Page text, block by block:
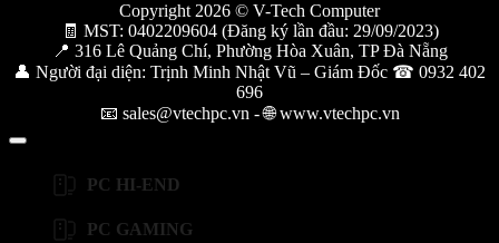
Copyright 2026 © V-Tech Computer
🧾 MST: 0402209604 (Đăng ký lần đầu: 29/09/2023)
📍 316 Lê Quảng Chí, Phường Hòa Xuân, TP Đà Nẵng
👤 Người đại diện: Trịnh Minh Nhật Vũ – Giám Đốc ☎ 0932 402
696
📧 sales@vtechpc.vn - 🌐 www.vtechpc.vn
PC HI-END
PC GAMING